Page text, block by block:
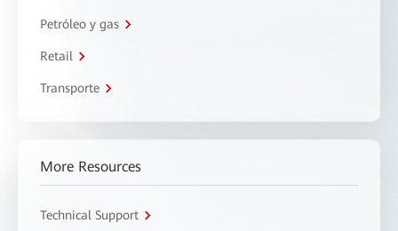
Petróleo y gas
Retail
Transporte
More Resources
Technical Support